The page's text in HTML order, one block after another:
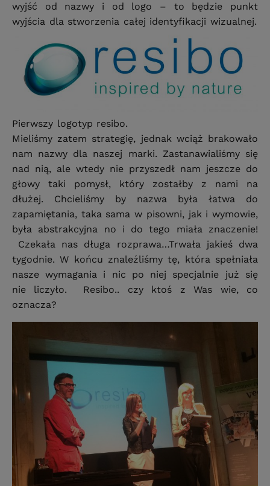
wyjść od nazwy i od logo – to będzie punkt
wyjścia dla stworzenia całej identyfikacji wizualnej.
Pierwszy logotyp resibo.
Mieliśmy zatem strategię, jednak wciąż brakowało
nam nazwy dla naszej marki. Zastanawialiśmy się
nad nią, ale wtedy nie przyszedł nam jeszcze do
głowy taki pomysł, który zostałby z nami na
dłużej. Chcieliśmy by nazwa była łatwa do
zapamiętania, taka sama w pisowni, jak i wymowie,
była abstrakcyjna no i do tego miała znaczenie!
Czekała nas długa rozprawa…Trwała jakieś dwa
tygodnie. W końcu znaleźliśmy tę, która spełniała
nasze wymagania i nic po niej specjalnie już się
nie liczyło. Resibo.. czy ktoś z Was wie, co
oznacza?